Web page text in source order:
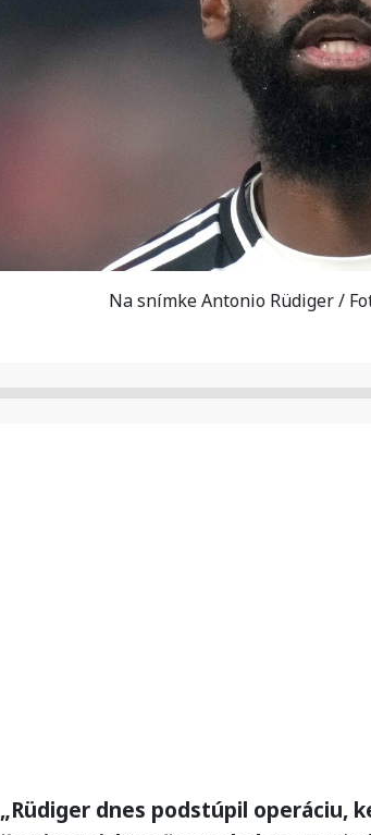
Na snímke Antonio Rüdiger /
„Rüdiger dnes podstúpil operáciu,